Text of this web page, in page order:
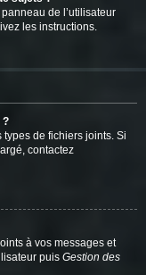
de l’utilisateur
les instructions.
?
types de fichiers joints. Si
contactez
à vos messages et
puis Gestion des